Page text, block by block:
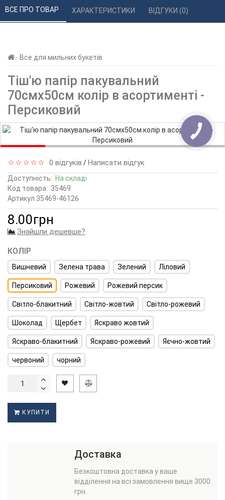
Все для мильних букетів
Тіш'ю папір пакувальний
70смх50см колір в асортименті -
Персиковий
ВСЕ ПРО ТОВАР ХАРАКТЕРИСТИКИ ВІДГУКИ (0)
0 відгуків /Написати відгук
Доступність: На складі
Код товара: 35469
Артикул 35469-46126
8.00грн
Знайшли дешевше?
КОЛІР
Вишневий Зелена трава Зелений Ліловий
Персиковий Рожевий Рожевий персик
Світло-блакитний Світло-жовтий Світло-рожевий
Шоколад Щербет Яскраво жовтий
Яскраво-блакитний Яскраво-рожевий Яєчно-жовтий
червоний чорний
КУПИТИ
Доставка
Безкоштовна доставка у ваше
відділення на всі замовлення вище 3000
грн.
КНОПКА
ЗВ'ЯЗКУ